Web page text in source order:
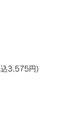
込3,575円)